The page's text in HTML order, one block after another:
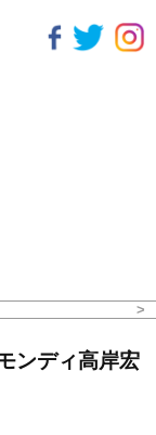
ンディ高岸宏